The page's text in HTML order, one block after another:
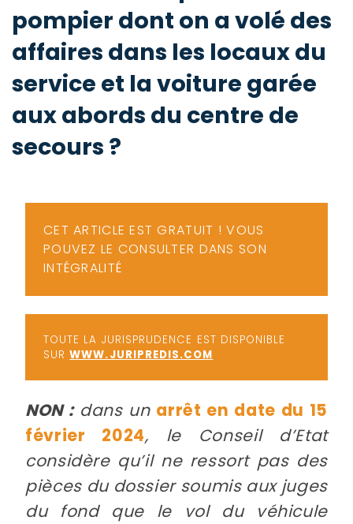
pompier dont on a volé des
affaires dans les locaux du
service et la voiture garée
aux abords du centre de
secours ?
CET ARTICLE EST GRATUIT ! VOUS
POUVEZ LE CONSULTER DANS SON
INTÉGRALITÉ
TOUTE LA JURISPRUDENCE EST DISPONIBLE
SURWWW.JURIPREDIS.COM
NON :dans un arrêt en date du 15
février 2024, le Conseil d’Etat
considère qu’il ne ressort pas des
pièces du dossier soumis aux juges
du fond que le vol du véhicule